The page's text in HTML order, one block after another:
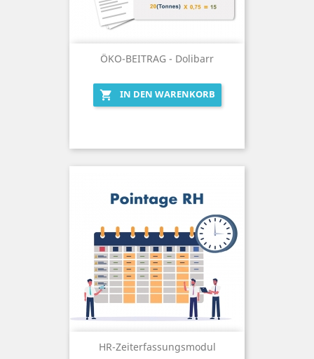
ÖKO-BEITRAG - Dolibarr
 IN DEN WARENKORB
HR-Zeiterfassungsmodul